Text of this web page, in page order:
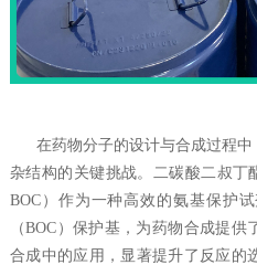
在药物分子的设计与合成过程中
杂结构的关键挑战。二碳酸二叔丁
BOC）作为一种高效的氨基保护
（BOC）保护基，为药物合成提
合成中的应用，显著提升了反应的